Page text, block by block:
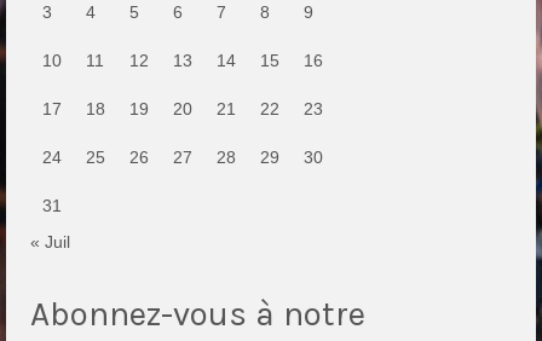
3 4 5 6 7 8 9
10 11 12 13 14 15 16
17 18 19 20 21 22 23
24 25 26 27 28 29 30
31
« Juil
Abonnez-vous à notre